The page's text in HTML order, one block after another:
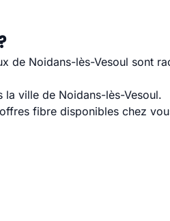
de Noidans-lès-Vesoul sont
la ville de Noidans-lès-Vesoul.
fibre disponibles chez